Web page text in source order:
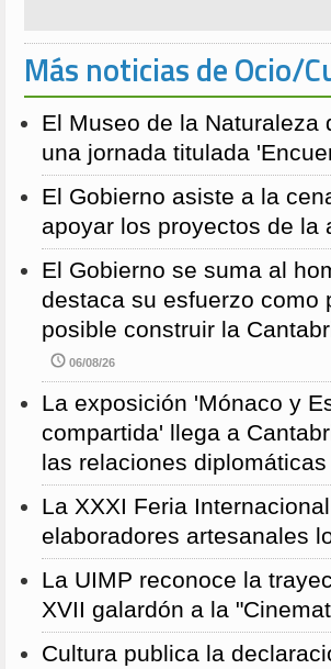
Más noticias de Ocio/
El Museo de la Naturaleza
una jornada titulada
El Gobierno asiste a la
apoyar los proyectos de la
El Gobierno se suma al
destaca su esfuerzo como
posible construir la
06/08/26
La exposición 'Mónaco y
compartida' llega a
las relaciones
La XXXI Feria
elaboradores artesanales
La UIMP reconoce la
XVII galardón a la
Cultura publica la